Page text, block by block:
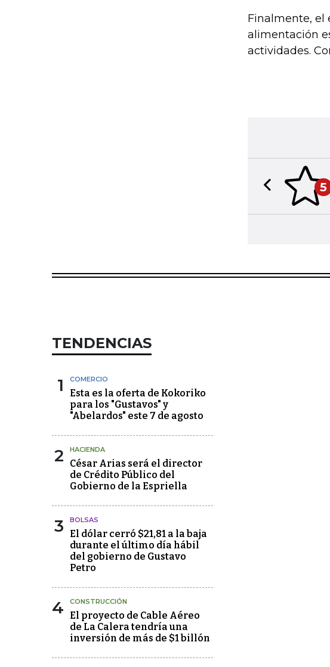
Finalmente, el
alimentación
actividades.
5
Previous slide
TENDENCIAS
1 COMERCIO
Esta es la oferta de Kokoriko
para los "Gustavos" y
"Abelardos" este 7 de agosto
2 HACIENDA
César Arias será el director
de Crédito Público del
Gobierno de la Espriella
3 BOLSAS
El dólar cerró $21,81 a la baja
durante el último día hábil
del gobierno de Gustavo
Petro
4 CONSTRUCCIÓN
El proyecto de Cable Aéreo
de La Calera tendría una
inversión de más de $1 billón